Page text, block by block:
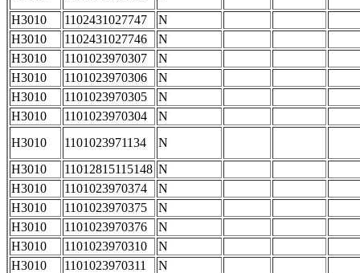
H3010
1102431027747
N
H3010
1102431027746
N
H3010
1101023970307
N
H3010
1101023970306
N
H3010
1101023970305
N
H3010
1101023970304
N
H3010
1101023971134
N
H3010
11012815115148 N
H3010
1101023970374
N
H3010
1101023970375
N
H3010
1101023970376
N
H3010
1101023970310
N
H3010
1101023970311
N